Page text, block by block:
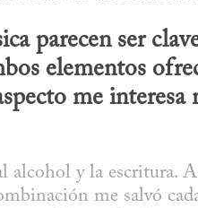
parecen ser
elementos
me
alcohol y la escritura.
me salvó